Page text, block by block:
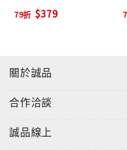
79折 $379
關於誠品
合作洽談
誠品線上